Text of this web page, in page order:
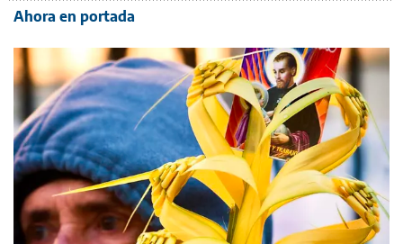
Ahora en portada